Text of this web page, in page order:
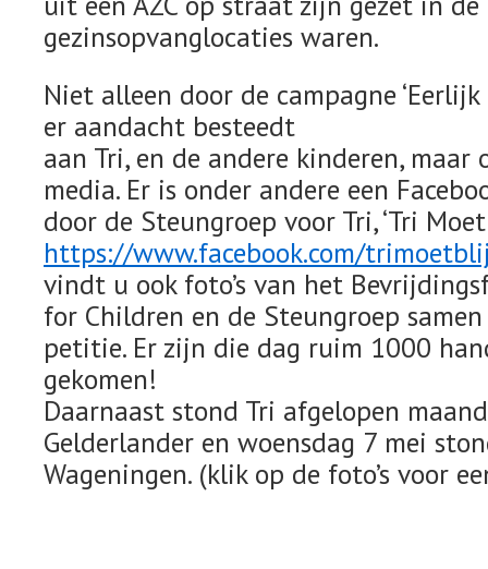
gezinsopvanglocaties waren.
Niet alleen door de campagne
er aandacht besteedt
aan Tri, en de andere kinderen, maar
media. Er is onder andere een
door de Steungroep voor Tri, ‘Tri
https://www.facebook.com/
vindt u ook foto’s van het
for Children en de Steungroep
petitie. Er zijn die dag ruim 1000
gekomen!
Daarnaast stond Tri afgelopen
Gelderlander en woensdag 7 mei
Wageningen. (klik op de foto’s voor